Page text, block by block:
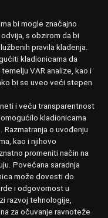
bi mogle značajno
s obzirom da bi
pravila klađenja.
kladionicama da
VAR analize, kao i
bi se uveo veći stepen
i veću transparentnost
kladionicama
Razmatranja o uvođenju
kao i njihovo
promeniti način na
Povećana saradnja
može dovesti do
i odgovornost u
razvoj tehnologije,
za očuvanje ravnoteže